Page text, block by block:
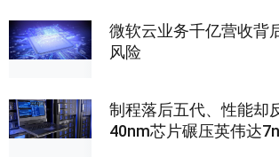
微软云业务千亿营收背
风险
制程落后五代、性能却
40nm芯片碾压英伟达